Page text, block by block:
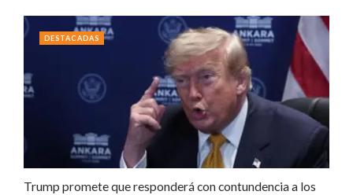
Trump promete que responderá con contundencia a los
DESTACADAS